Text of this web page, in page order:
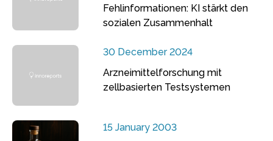
Fehlinformationen: KI stärkt den
sozialen Zusammenhalt
30 December 2024
Arzneimittelforschung mit
zellbasierten Testsystemen
15 January 2003